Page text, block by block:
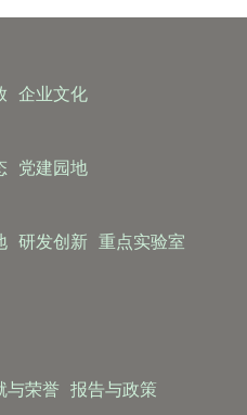
企业文化
党建园地
研发创新 重点实验室
与荣誉 报告与政策